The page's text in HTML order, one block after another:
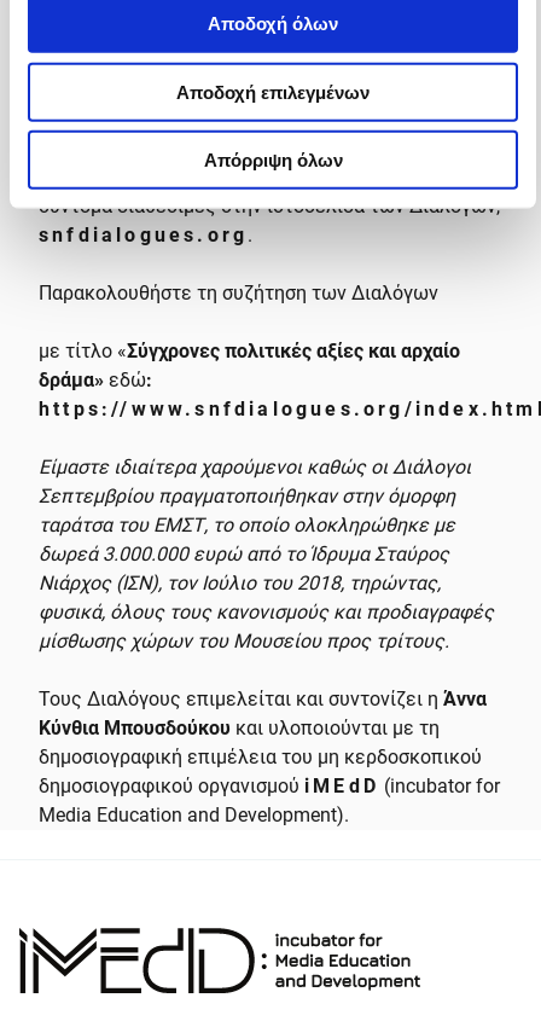
Αποδοχή όλων
Αποδοχή επιλεγμένων
Απόρριψη όλων
σειρά συζητήσεων των Διαλόγων του ΙΣΝ με θέμα
τις πολιτικές αξίες και σταθερές, που παρόλο που
διακυβεύονται ή αμφισβητούνται συχνά στην εποχή
μας, αποτελούν ιδεατό και ταυτόχρονα σημείο
αναφοράς για τη δημοκρατία και την κοινωνία
διεθνώς. Περισσότερες πληροφορίες θα είναι
σύντομα διαθέσιμες στην ιστοσελίδα των Διαλόγων,
snfdialogues.org .
Παρακολουθήστε τη συζήτηση των Διαλόγων
με τίτλο «Σύγχρονες πολιτικές αξίες και αρχαίο
δράμα» εδώ:
https ://www.snfdialogues .org /index
Είμαστε ιδιαίτερα χαρούμενοι καθώς οι Διάλογοι
Σεπτεμβρίου πραγματοποιήθηκαν στην όμορφη
ταράτσα του ΕΜΣΤ, το οποίο ολοκληρώθηκε με
δωρεά 3.000.000 ευρώ από το Ίδρυμα Σταύρος
Νιάρχος (ΙΣΝ), τον Ιούλιο του 2018, τηρώντας,
φυσικά, όλους τους κανονισμούς και προδιαγραφές
μίσθωσης χώρων του Μουσείου προς τρίτους.
Τους Διαλόγους επιμελείται και συντονίζει η Άννα
Κύνθια Μπουσδούκου και υλοποιούνται με τη
δημοσιογραφική επιμέλεια του μη κερδοσκοπικού
δημοσιογραφικού οργανισμού iMEdD (incubator for
Media Education and Development).